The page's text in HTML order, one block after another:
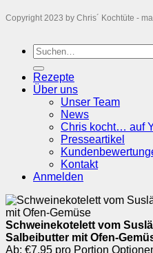
Copyright 2023 by Chris´ Kochtüte -
Suchen
nach:
Rezepte
Über uns
Unser Team
News
Chris kocht… auf
Presseartikel
Kontakt
Anmelden
Schweinekotelett vom
Salbeibutter mit Ofen-
Ab: €7.95 pro Portion